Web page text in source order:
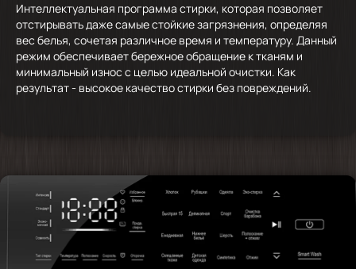
Интеллектуальная программа стирки, которая позволяет
отстирывать даже самые стойкие загрязнения, определяя
вес белья, сочетая различное время и температуру. Данный
режим обеспечивает бережное обращение к тканям и
минимальный износ с целью идеальной очистки. Как
результат - высокое качество стирки без повреждений.